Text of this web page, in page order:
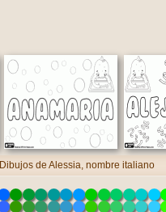
Dibujos de Alessia, nombre italiano